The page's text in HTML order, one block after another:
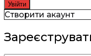
Створити акаунт